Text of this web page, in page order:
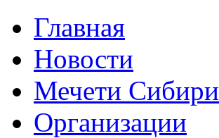
Главная
Новости
Мечети Сибири
Организации